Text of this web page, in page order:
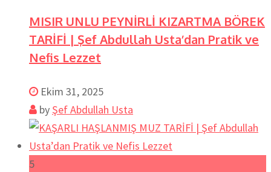
MISIR UNLU PEYNİRLİ KIZARTMA BÖREK
TARİFİ | Şef Abdullah Usta’dan Pratik ve
Nefis Lezzet
Ekim 31, 2025
by Şef Abdullah Usta
5